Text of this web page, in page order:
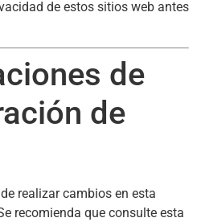
de estos sitios web antes
de
de
realizar cambios en esta
recomienda que consulte esta